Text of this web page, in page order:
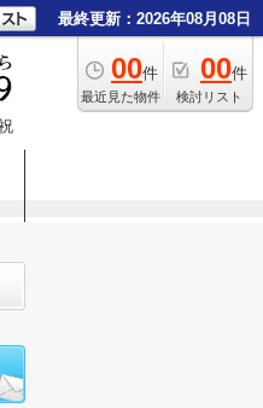
最終更新：2026年08月08日
00件
最近見た物件
00件
検討リスト